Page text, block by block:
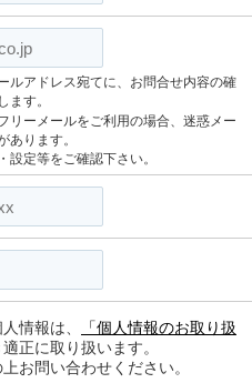
ルアドレス宛てに、お問合せ内容の確
ます。
リーメールをご利用の場合、迷惑メー
あります。
設定等をご確認下さい。
情報は、
「個人情報のお取り扱
正に取り扱います。
お問い合わせください。